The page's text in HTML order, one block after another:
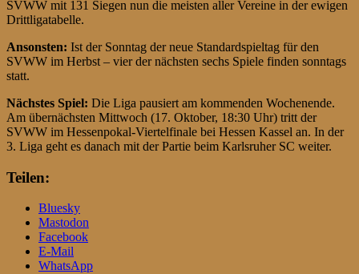
SVWW mit 131 Siegen nun die meisten aller Vereine in der ewigen
Drittligatabelle.
Ansonsten: Ist der Sonntag der neue Standardspieltag für den
SVWW im Herbst – vier der nächsten sechs Spiele finden sonntags
statt.
Nächstes Spiel: Die Liga pausiert am kommenden Wochenende.
Am übernächsten Mittwoch (17. Oktober, 18:30 Uhr) tritt der
SVWW im Hessenpokal-Viertelfinale bei Hessen Kassel an. In der
3. Liga geht es danach mit der Partie beim Karlsruher SC weiter.
Teilen:
Bluesky
Mastodon
Facebook
E-Mail
WhatsApp